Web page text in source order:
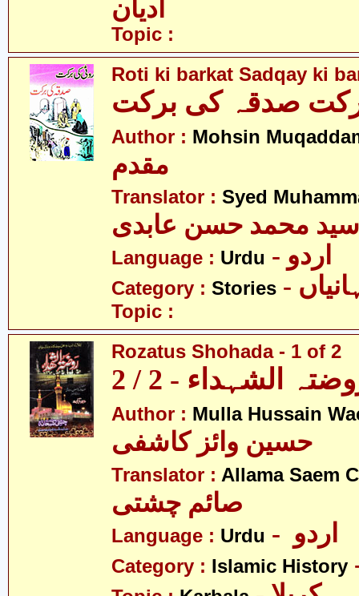
ادیان
Topic :
Roti ki barkat Sadqay ki
صدقہ کی برکت
Author : Mohsin
مقدم
Translator : Syed
سید محمد حسن عابدی
Language : Urdu - اردو
Category : Stories
Topic :
Rozatus Shohada - 1 of 2
الشہداء - 2 / 2
Author : Mulla Hussain
حسین وائز کاشفی
Translator : Allama Saem
صائم چشتی
Language : Urdu
Category : Islamic History